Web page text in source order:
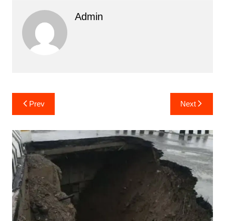
Admin
Post
navigation
Prev Next